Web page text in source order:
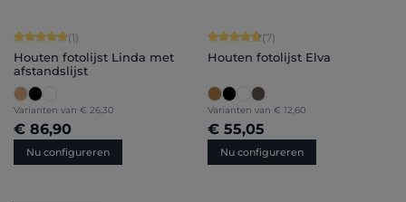
Gemiddelde waardering van 5 van 5 sterren
(1)
Houten fotolijst Linda met
afstandslijst
Varianten van € 26,30
€ 86,90
Nu configureren
Gemiddelde waardering van 4.86
(7)
Houten fotolijst Elva
Varianten van € 12,60
€ 55,05
Nu configureren